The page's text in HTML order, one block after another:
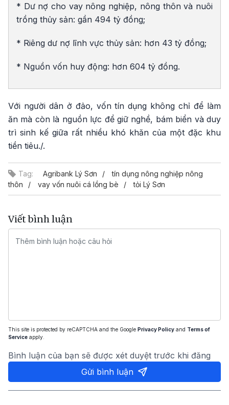
* Dư nợ cho vay nông nghiệp, nông thôn và nuôi
trồng thủy sản: gần 494 tỷ đồng;
* Riêng dư nợ lĩnh vực thủy sản: hơn 43 tỷ đồng;
* Nguồn vốn huy động: hơn 604 tỷ đồng.
Với người dân ở đảo, vốn tín dụng không chỉ để làm
ăn mà còn là nguồn lực để giữ nghề, bám biển và duy
trì sinh kế giữa rất nhiều khó khăn của một đặc khu
tiền tiêu./.
Tag: Agribank Lý Sơn
tín dụng nông nghiệp nông
thôn
vay vốn nuôi cá lồng bè tỏi Lý Sơn
Viết bình luận
This site is protected by reCAPTCHA and the Google Privacy Policy and Terms of
Service apply.
Bình luận của bạn sẽ được xét duyệt trước khi đăng
Gửi bình luận